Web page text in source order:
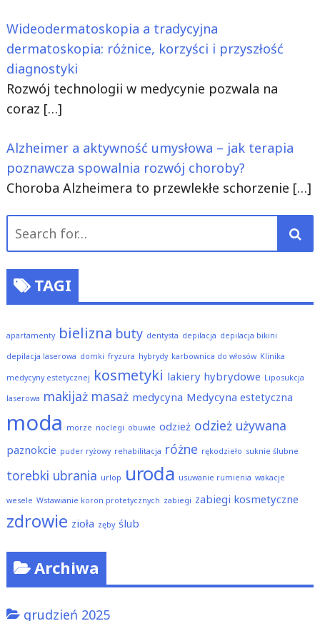
Wideodermatoskopia a tradycyjna
dermatoskopia: różnice, korzyści i przyszłość
diagnostyki
Rozwój technologii w medycynie pozwala na
coraz […]
Alzheimer a aktywność umysłowa – jak terapia
poznawcza spowalnia rozwój choroby?
Choroba Alzheimera to przewlekłe schorzenie […]
for:
TAGI
apartamenty bielizna buty dentysta depilacja depilacja bikini
depilacja laserowa domki fryzura hybrydy karbownica do włosów Klinika
medycyny estetycznej kosmetyki lakiery hybrydowe Liposukcja
laserowa makijaż masaż medycyna Medycyna estetyczna
moda morze noclegi obuwie odzież odzież używana
paznokcie puder ryżowy rehabilitacja różne rękodzieło suknie ślubne
torebki ubrania urlop uroda usuwanie rumienia wakacje
wesele Wstawianie koron protetycznych zabiegi zabiegi kosmetyczne
zdrowie zioła zęby ślub
Archiwa
grudzień 2025